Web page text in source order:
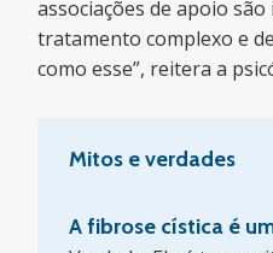
associações de apoio
tratamento complexo e
como esse”, reitera a
Mitos e verdades
A fibrose cística é